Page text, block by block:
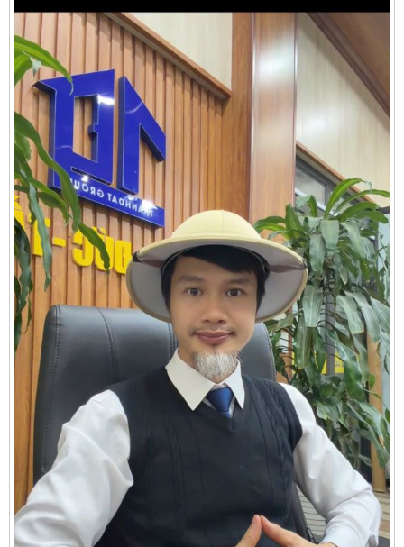
Cần thuê MBKD tại Phường Phương Liệt
Cần thuê MBKD tại Phường Khương Đình
Cần thuê MBKD tại Phường Yên Sở
Cần thuê MBKD tại Phường Hoàng Liệt
Cần thuê MBKD tại Phường Định Công
Cần thuê MBKD tại Phường Tương Mai
Cần thuê MBKD tại Phường Vĩnh Hưng
Cần thuê MBKD tại Phường Lĩnh Nam
Cần thuê MBKD tại Phường Hồng Hà
Cần thuê MBKD tại Phường Láng
Cần thuê MBKD tại Phường Văn Miếu
Cần thuê MBKD tại Phường Kim Liên
Cần thuê MBKD tại Phường Bạch Mai
Cần thuê MBKD tại Phường Vĩnh Tuy